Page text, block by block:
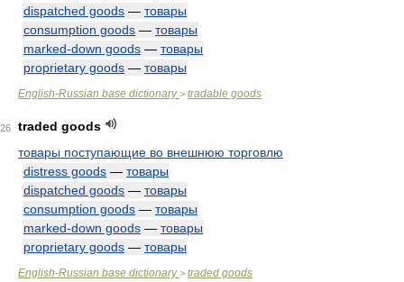
dispatched goods — товары
consumption goods — товары
marked-down goods — товары
proprietary goods — товары
English-Russian base dictionary> tradable goods
traded goods
товары поступающие во внешнюю торговлю
distress goods — товары
dispatched goods — товары
consumption goods — товары
marked-down goods — товары
proprietary goods — товары
English-Russian base dictionary> traded goods